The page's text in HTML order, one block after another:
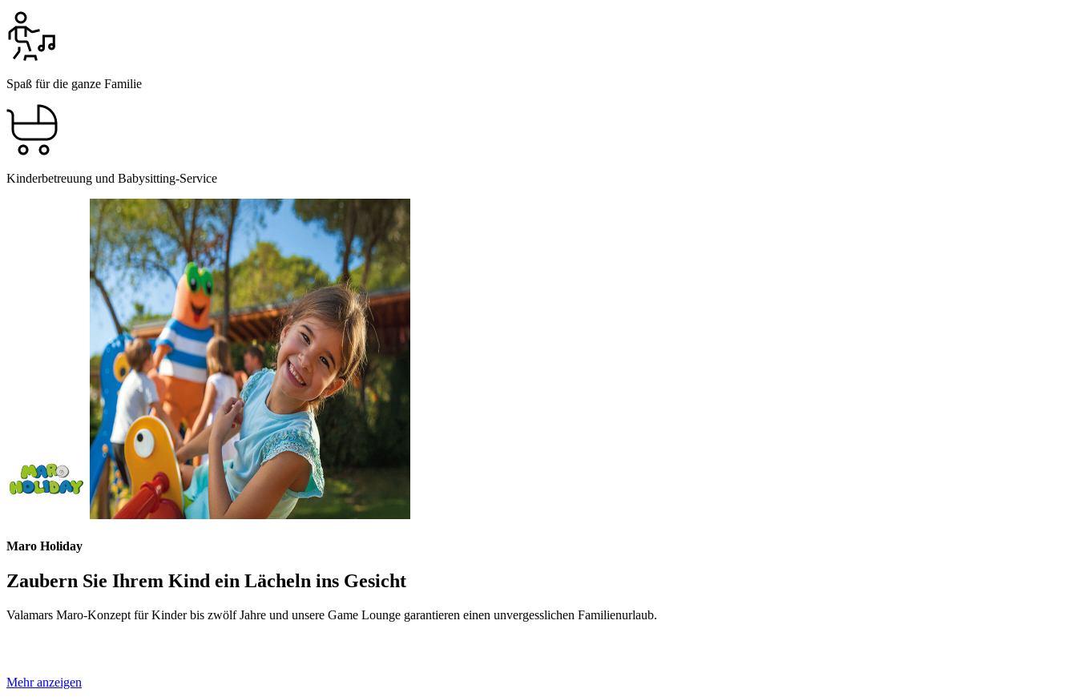
Spaß für die ganze Familie
Kinderbetreuung und Babysitting-Service
Maro Holiday
Zaubern Sie Ihrem Kind ein Lächeln ins Gesicht
Valamars Maro-Konzept für Kinder bis zwölf Jahre und unsere Game Lounge garantieren einen unvergesslichen Familienurlaub.
Mehr anzeigen